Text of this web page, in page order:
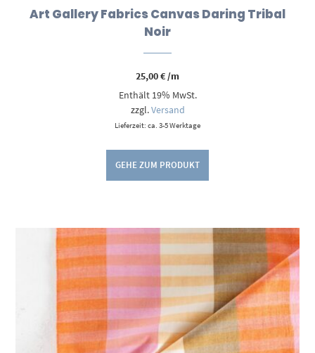
Art Gallery Fabrics Canvas Daring Tribal
Noir
25,00€/m
Enthält 19% MwSt.
zzgl.Versand
Lieferzeit: ca. 3-5 Werktage
GEHE ZUM PRODUKT